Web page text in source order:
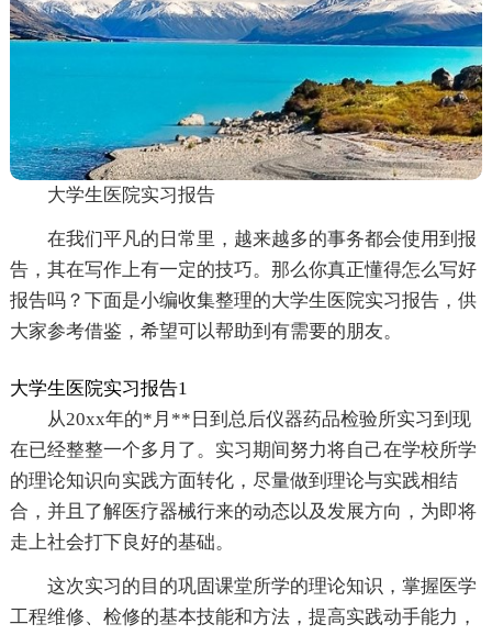
大学生医院实习报告
在我们平凡的日常里，越来越多的事务都会使用到报
告，其在写作上有一定的技巧。那么你真正懂得怎么写好
报告吗？下面是小编收集整理的大学生医院实习报告，供
大家参考借鉴，希望可以帮助到有需要的朋友。
大学生医院实习报告1
从20xx年的*月**日到总后仪器药品检验所实习到现
在已经整整一个多月了。实习期间努力将自己在学校所学
的理论知识向实践方面转化，尽量做到理论与实践相结
合，并且了解医疗器械行来的动态以及发展方向，为即将
走上社会打下良好的基础。
这次实习的目的巩固课堂所学的理论知识，掌握医学
工程维修、检修的基本技能和方法，提高实践动手能力，